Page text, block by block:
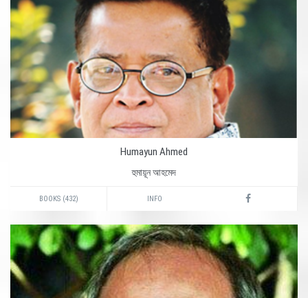
Humayun Ahmed
হুমায়ূন আহমেদ
BOOKS (432) INFO